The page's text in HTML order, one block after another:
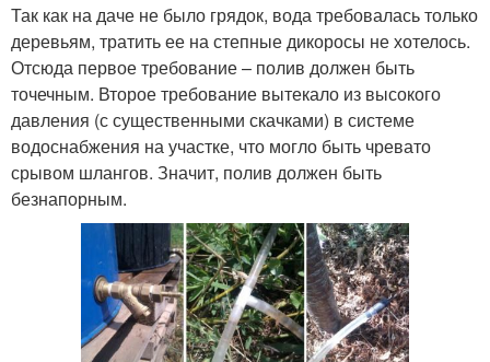
Так как на даче не было грядок, вода требовалась только
деревьям, тратить ее на степные дикоросы не хотелось.
Отсюда первое требование – полив должен быть
точечным. Второе требование вытекало из высокого
давления (с существенными скачками) в системе
водоснабжения на участке, что могло быть чревато
срывом шлангов. Значит, полив должен быть
безнапорным.